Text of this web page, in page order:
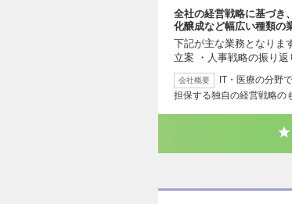
全社の経営戦略に基づき
化醸成など幅広い種類の
下記が主な業務となりま
立案 ・人事戦略の振り
会社概要
IT・医療の分野
担保する独自の経営戦略